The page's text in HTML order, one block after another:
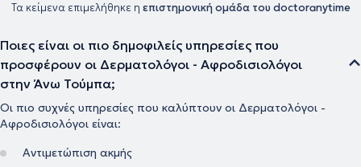
Τα κείμενα επιμελήθηκε η επιστημονική ομάδα του doctoranytime
Ποιες είναι οι πιο δημοφιλείς υπηρεσίες που
προσφέρουν οι Δερματολόγοι - Αφροδισιολόγοι
στην Άνω Τούμπα;
Οι πιο συχνές υπηρεσίες που καλύπτουν οι Δερματολόγοι -
Αφροδισιολόγοι είναι:
Αντιμετώπιση ακμής